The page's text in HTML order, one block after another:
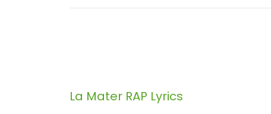
La Mater RAP Lyrics